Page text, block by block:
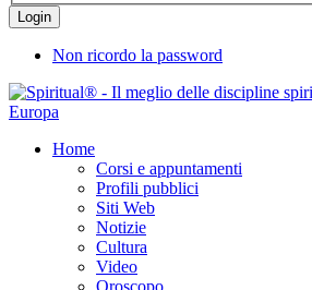
Non ricordo la password
Home
Corsi e appuntamenti
Profili pubblici
Siti Web
Notizie
Cultura
Video
Oroscopo